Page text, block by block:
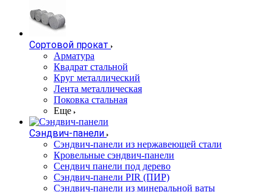
Сортовой прокат
Арматура
Квадрат стальной
Круг металлический
Лента металлическая
Поковка стальная
Еще
Сэндвич-панели
Cэндвич-панели из нержавеющей стали
Кровельные сэндвич-панели
Сендвич панели под дерево
Сэндвич-панели PIR (ПИР)
Сэндвич-панели из минеральной ваты